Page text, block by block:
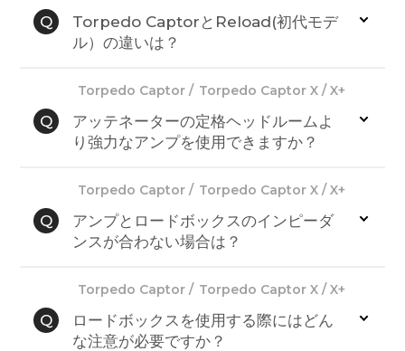
Q
Torpedo CaptorとReload(初代モデ
ル）の違いは？
Torpedo Captor Torpedo Captor X / X+
Q
アッテネーターの定格ヘッドルームよ
り強力なアンプを使用できますか？
Torpedo Captor Torpedo Captor X / X+
Q
アンプとロードボックスのインピーダ
ンスが合わない場合は？
Torpedo Captor Torpedo Captor X / X+
Q
ロードボックスを使用する際にはどん
な注意が必要ですか？